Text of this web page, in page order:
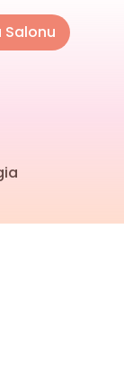
Salonu